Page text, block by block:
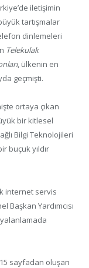
iletişimin
tartışmalar
dinlemeleri
Telekulak
, ülkenin en
geçmişti.
ortaya çıkan
bir kitlesel
Bilgi Teknolojileri
buçuk yıldır
internet servis
Başkan Yardımcısı
yalanlamada
15 sayfadan oluşan